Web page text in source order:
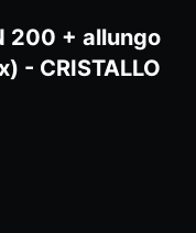
200 + allungo
- CRISTALLO